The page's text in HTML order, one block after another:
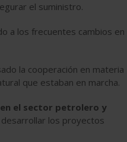
el suministro.
a los frecuentes cambios en
la cooperación en materia
que estaban en marcha.
el sector petrolero y
los proyectos